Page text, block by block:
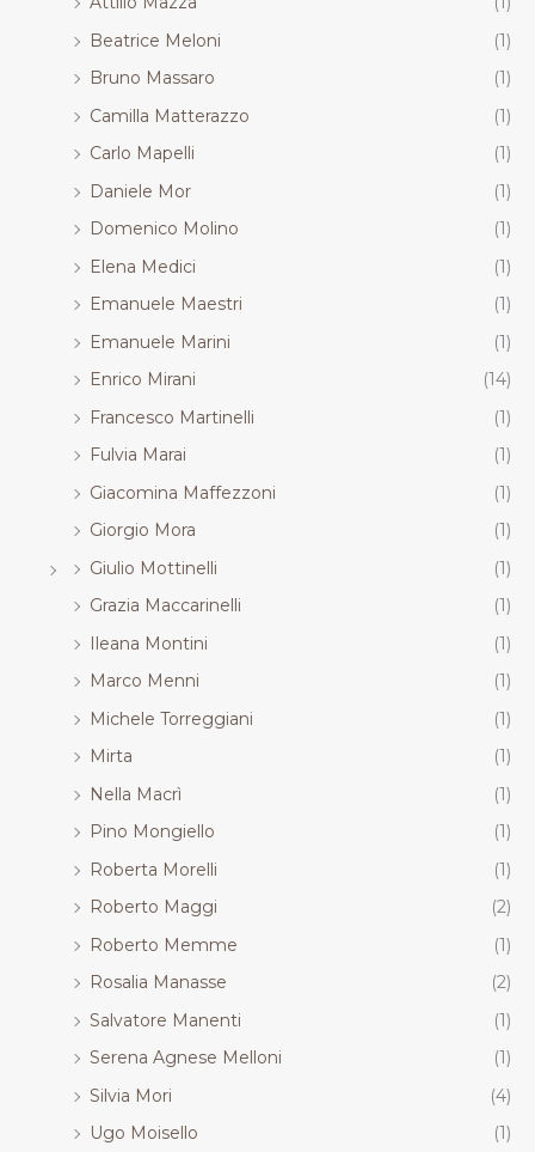
Beatrice Meloni
(1)
Bruno Massaro
(1)
Camilla Matterazzo
(1)
Carlo Mapelli
(1)
Daniele Mor
(1)
Domenico Molino
(1)
Elena Medici
(1)
Emanuele Maestri
(1)
Emanuele Marini
(1)
Enrico Mirani
(14)
Francesco Martinelli
(1)
Fulvia Marai
(1)
Giacomina Maffezzoni
(1)
Giorgio Mora
(1)
Giulio Mottinelli
(1)
Grazia Maccarinelli
(1)
Ileana Montini
(1)
Marco Menni
(1)
Michele Torreggiani
(1)
Mirta
(1)
Nella Macrì
(1)
Pino Mongiello
(1)
Roberta Morelli
(1)
Roberto Maggi
(2)
Roberto Memme
(1)
Rosalia Manasse
(2)
Salvatore Manenti
(1)
Serena Agnese Melloni
(1)
Silvia Mori
(4)
Ugo Moisello
(1)